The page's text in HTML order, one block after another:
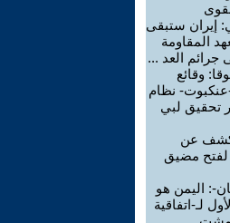
إيران ستبقى
المقاومة
جرائم العد ...
وقائع
نظام
تحقيق لبي
عن
مضيق
: اليمن هو
لـ-اتفاقية